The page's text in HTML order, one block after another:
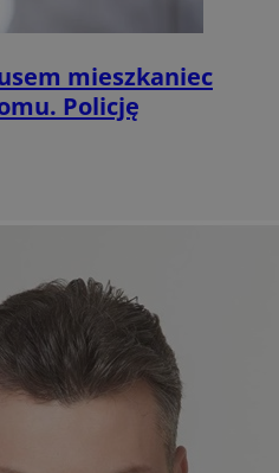
mieszkaniec
Policję